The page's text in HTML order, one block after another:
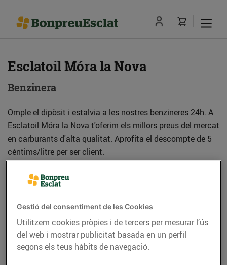
Esclatoil Móra la Nova
Benzinera
Omple el dipòsit i estalvia a les nostres benzineres 24h. A
Esclatoil Móra la Nova t'oferim els millors preus del mercat
en carburants d'alta qualitat. Aprofita el descompte de 5
cèntims/litre per ser client.
C. Romaní, parc. 3 - 4 (Pol. Ind. Aubals) (43770)
Móra la Nova
Gestió del consentiment de les Cookies
Utilitzem cookies pròpies i de tercers per mesurar l’ús
del web i mostrar publicitat basada en un perfil
segons els teus hàbits de navegació.